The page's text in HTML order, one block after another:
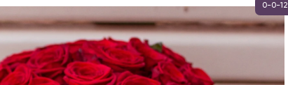
0-0-12